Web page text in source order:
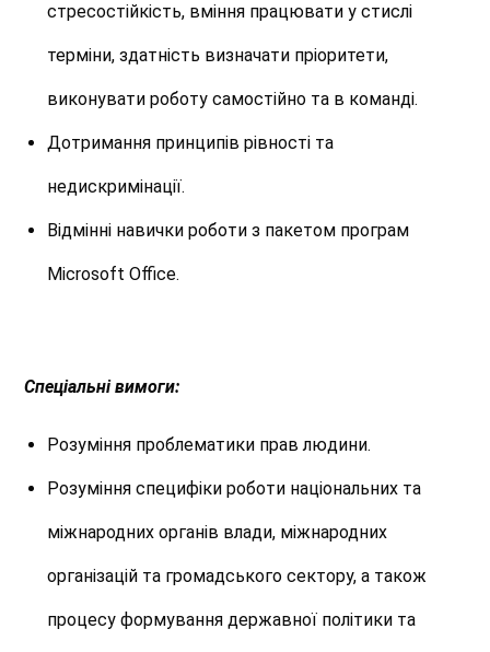
стресостійкість, вміння працювати у стислі
терміни, здатність визначати пріоритети,
виконувати роботу самостійно та в команді.
Дотримання принципів рівності та
недискримінації.
Відмінні навички роботи з пакетом програм
Microsoft Office.
Спеціальні вимоги:
Розуміння проблематики прав людини.
Розуміння специфіки роботи національних та
міжнародних органів влади, міжнародних
організацій та громадського сектору, а також
процесу формування державної політики та